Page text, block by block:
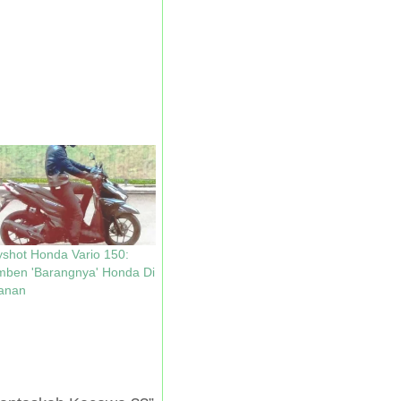
Honda Vario 150:
'Barangnya' Honda Di